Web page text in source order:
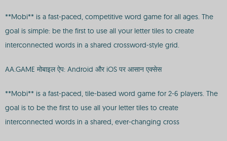
**Mobi** is a fast-paced, competitive word game for all ages. The
goal is simple: be the first to use all your letter tiles to create
interconnected words in a shared crossword-style grid.
AA.GAME मोबाइल ऐप: Android और iOS पर आसान एक्सेस
**Mobi** is a fast-paced, tile-based word game for 2-6 players. The
goal is to be the first to use all your letter tiles to create
interconnected words in a shared, ever-changing cross